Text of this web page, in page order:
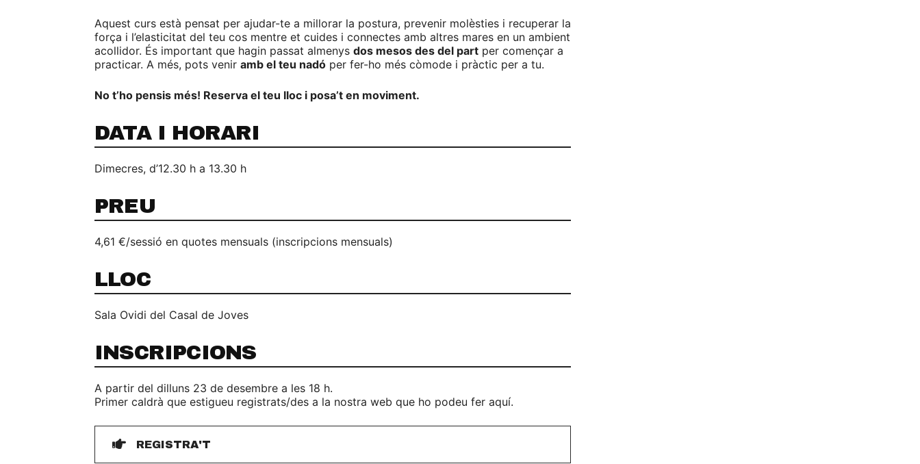
Aquest curs està pensat per ajudar-te a millorar la postura, prevenir molèsties i recuperar la
força i l’elasticitat del teu cos mentre et cuides i connectes amb altres mares en un ambient
acollidor. És important que hagin passat almenys dos mesos des del part per començar a
practicar. A més, pots venir amb el teu nadó per fer-ho més còmode i pràctic per a tu.
No t’ho pensis més! Reserva el teu lloc i posa’t en moviment.
DATA I HORARI
Dimecres, d’12.30 h a 13.30 h
PREU
4,61 €/sessió en quotes mensuals (inscripcions mensuals)
LLOC
Sala Ovidi del Casal de Joves
INSCRIPCIONS
A partir del dilluns 23 de desembre a les 18 h.
Primer caldrà que estigueu registrats/des a la nostra web que ho podeu fer aquí.
REGISTRA'T